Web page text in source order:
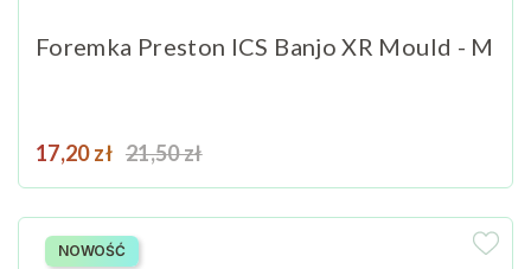
Foremka Preston ICS Banjo XR Mould - M
Cena
17,20 zł Cena podstawowa
21,50 zł
NOWOŚĆ